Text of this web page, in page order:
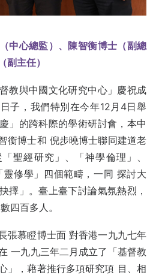
中心總監）、陳智衡博士（副總
副主任）
教與中國文化研究中心」慶祝成
子，我們特別在今年12月4日舉
」的跨科際的學術研討會，本中
衡博士和 倪步曉博士聯同建道老
聖經研究」、「神學倫理」、
靈修學」四個範疇，一同 探討大
擇」。臺上臺下討論氣氛熱烈，
四百多人。
張慕瞪博士面 對香港一九九七年
一九九三年二月成立了「基督教
」，藉著推行多項研究項 目、相